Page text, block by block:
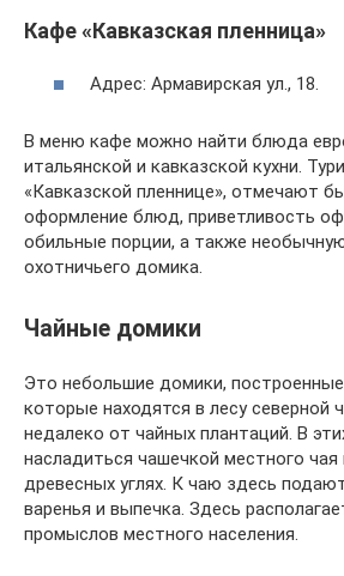
Кафе «Кавказская пленница»
Адрес: Армавирская ул., 18.
В меню кафе можно найти блюда
итальянской и кавказской кухни.
«Кавказской пленнице», отмечают
оформление блюд, приветливость
обильные порции, а также
охотничьего домика.
Чайные домики
Это небольшие домики,
которые находятся в лесу северной
недалеко от чайных плантаций. В
насладиться чашечкой местного чая
древесных углях. К чаю здесь
варенья и выпечка. Здесь
промыслов местного населения.